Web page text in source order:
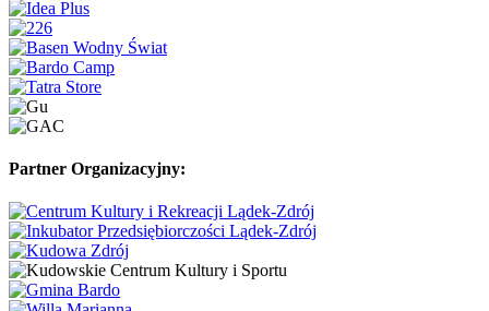
Partner Organizacyjny: